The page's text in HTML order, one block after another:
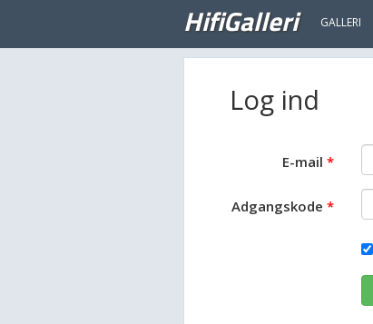
HifiGalleri GALLERI
Log ind
E-mail
Adgangskode